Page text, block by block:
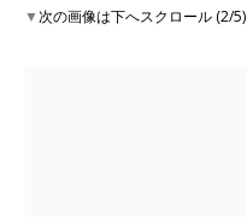
▼次の画像は下へスクロール (2/5)